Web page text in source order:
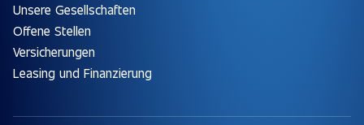
Unsere Gesellschaften
Offene Stellen
Versicherungen
Leasing und Finanzierung